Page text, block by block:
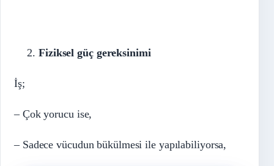
Fiziksel güç gereksinimi
İş;
– Çok yorucu ise,
– Sadece vücudun bükülmesi ile yapılabiliyorsa,